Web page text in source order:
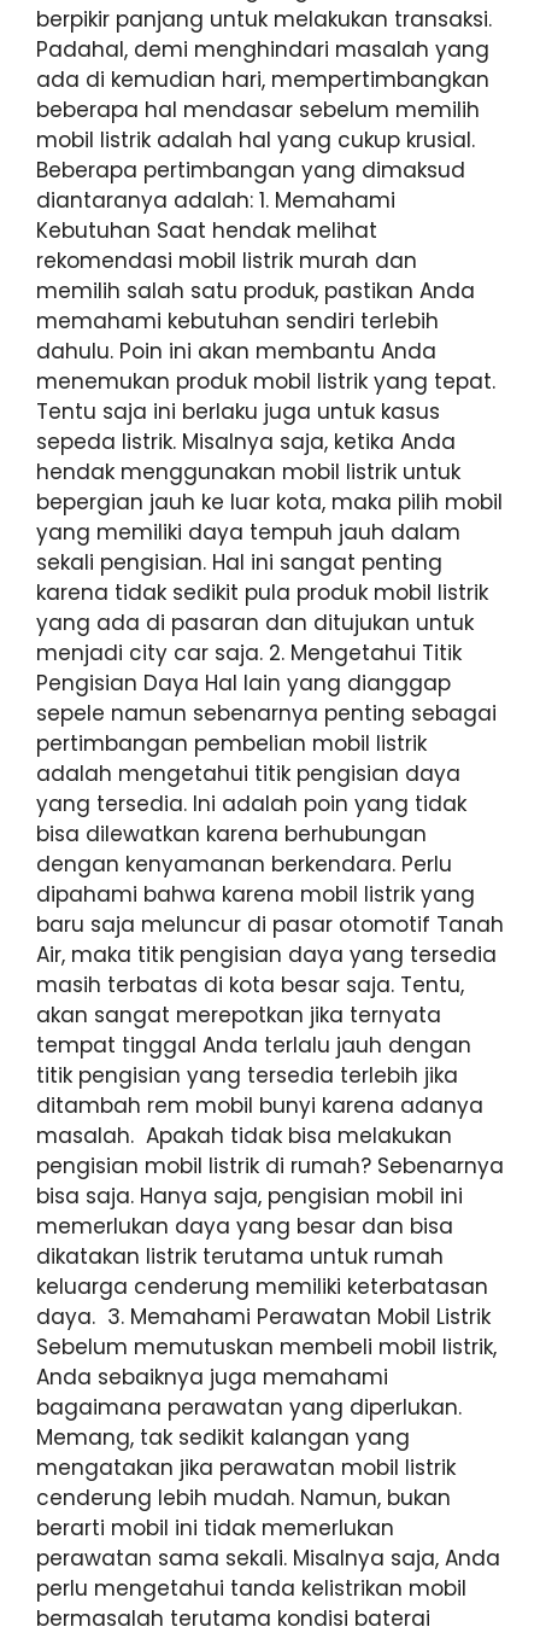
berpikir panjang untuk melakukan transaksi.
Padahal, demi menghindari masalah yang
ada di kemudian hari, mempertimbangkan
beberapa hal mendasar sebelum memilih
mobil listrik adalah hal yang cukup krusial.
Beberapa pertimbangan yang dimaksud
diantaranya adalah: 1. Memahami
Kebutuhan Saat hendak melihat
rekomendasi mobil listrik murah dan
memilih salah satu produk, pastikan Anda
memahami kebutuhan sendiri terlebih
dahulu. Poin ini akan membantu Anda
menemukan produk mobil listrik yang tepat.
Tentu saja ini berlaku juga untuk kasus
sepeda listrik. Misalnya saja, ketika Anda
hendak menggunakan mobil listrik untuk
bepergian jauh ke luar kota, maka pilih mobil
yang memiliki daya tempuh jauh dalam
sekali pengisian. Hal ini sangat penting
karena tidak sedikit pula produk mobil listrik
yang ada di pasaran dan ditujukan untuk
menjadi city car saja. 2. Mengetahui Titik
Pengisian Daya Hal lain yang dianggap
sepele namun sebenarnya penting sebagai
pertimbangan pembelian mobil listrik
adalah mengetahui titik pengisian daya
yang tersedia. Ini adalah poin yang tidak
bisa dilewatkan karena berhubungan
dengan kenyamanan berkendara. Perlu
dipahami bahwa karena mobil listrik yang
baru saja meluncur di pasar otomotif Tanah
Air, maka titik pengisian daya yang tersedia
masih terbatas di kota besar saja. Tentu,
akan sangat merepotkan jika ternyata
tempat tinggal Anda terlalu jauh dengan
titik pengisian yang tersedia terlebih jika
ditambah rem mobil bunyi karena adanya
masalah. Apakah tidak bisa melakukan
pengisian mobil listrik di rumah? Sebenarnya
bisa saja. Hanya saja, pengisian mobil ini
memerlukan daya yang besar dan bisa
dikatakan listrik terutama untuk rumah
keluarga cenderung memiliki keterbatasan
daya. 3. Memahami Perawatan Mobil Listrik
Sebelum memutuskan membeli mobil listrik,
Anda sebaiknya juga memahami
bagaimana perawatan yang diperlukan.
Memang, tak sedikit kalangan yang
mengatakan jika perawatan mobil listrik
cenderung lebih mudah. Namun, bukan
berarti mobil ini tidak memerlukan
perawatan sama sekali. Misalnya saja, Anda
perlu mengetahui tanda kelistrikan mobil
bermasalah terutama kondisi baterai